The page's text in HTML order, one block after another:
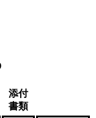
添付
書類